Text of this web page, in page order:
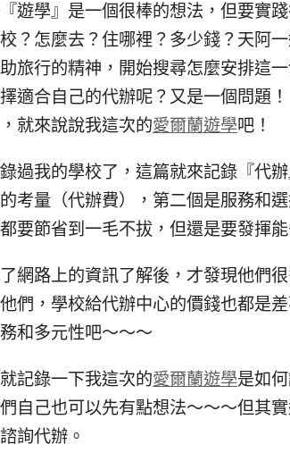
遊學』是一個很棒的想法，但要實
？怎麼去？住哪裡？多少錢？天阿
旅行的精神，開始搜尋怎麼安排這
適合自己的代辦呢？又是一個問題
就來說說我這次的愛爾蘭遊學吧！
過我的學校了，這篇就來記錄『代
考量（代辦費），第二個是服務和
要節省到一毛不拔，但還是要發揮
網路上的資訊了解後，才發現他們
們，學校給代辦中心的價錢也都是
和多元性吧～～～
記錄一下我這次的愛爾蘭遊學是如
自己也可以先有點想法～～～但其
詢代辦。